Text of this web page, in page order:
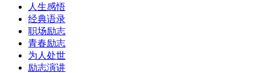
人生感悟
经典语录
职场励志
青春励志
为人处世
励志演讲